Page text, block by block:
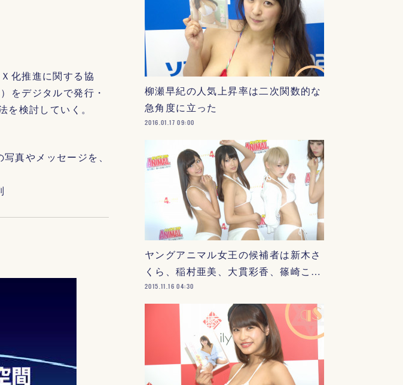
化推進に関する協
をデジタルで発行・
検討していく。
真やメッセージを、
柳瀬早紀の人気上昇率は二次関数的な
急角度に立った
2016.01.17 09:00
ヤングアニマル女王の候補者は新木さ
くら、稲村亜美、大貫彩香、篠崎こ…
2015.11.16 04:30